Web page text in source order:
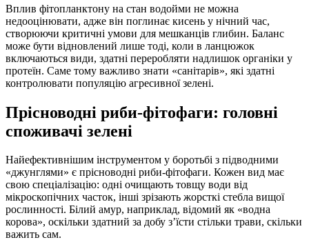
Вплив фітопланктону на стан водойми не можна
недооцінювати, адже він поглинає кисень у нічний час,
створюючи критичні умови для мешканців глибин. Баланс
може бути відновлений лише тоді, коли в ланцюжок
включаються види, здатні переробляти надлишок органіки у
протеїн. Саме тому важливо знати «санітарів», які здатні
контролювати популяцію агресивної зелені.
Прісноводні риби-фітофаги: головні
споживачі зелені
Найефективнішим інструментом у боротьбі з підводними
«джунглями» є прісноводні риби-фітофаги. Кожен вид має
свою спеціалізацію: одні очищають товщу води від
мікроскопічних часток, інші зрізають жорсткі стебла вищої
рослинності. Білий амур, наприклад, відомий як «водна
корова», оскільки здатний за добу з’їсти стільки трави, скільки
важить сам.